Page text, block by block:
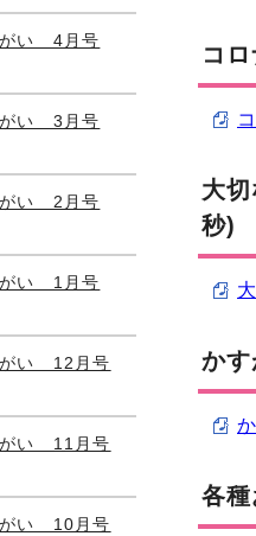
コ
大
秒)
か
各
がい 4月号
がい 3月号
がい 2月号
がい 1月号
がい 12月号
がい 11月号
がい 10月号